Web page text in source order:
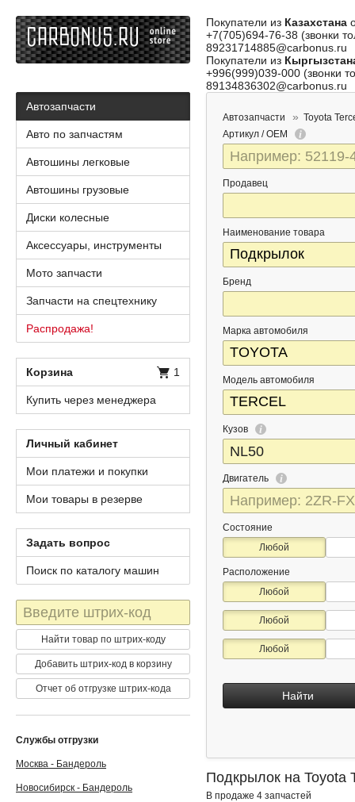
Покупатели из Казахстана
+7(705)694-76-38 (звонки
89231714885@carbonus.ru
Покупатели из
+996(999)039-000 (звонки
89134836302@carbonus.ru
Автозапчасти
Toyota
Артикул / OEM
Продавец
Наименование товара
Бренд
Марка автомобиля
Модель автомобиля
Кузов
Двигатель
Состояние
Любой
Расположение
Любой
Любой
Любой
Найти
Подкрылок на Toyota
В продаже 4 запчастей
Автозапчасти
Авто по запчастям
Автошины легковые
Автошины грузовые
Диски колесные
Аксессуары, инструменты
Мото запчасти
Запчасти на спецтехнику
Распродажа!
Корзина 1
Купить через менеджера
Личный кабинет
Мои платежи и покупки
Мои товары в резерве
Задать вопрос
Поиск по каталогу машин
Штрих-
код
Найти товар по штрих-коду
Добавить штрих-код в корзину
Отчет об отгрузке штрих-кода
Службы отгрузки
Москва - Бандероль
Новосибирск - Бандероль